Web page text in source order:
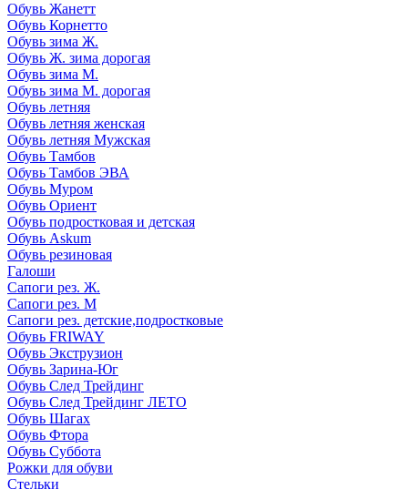
Обувь Жанетт
Обувь Корнетто
Обувь зима Ж.
Обувь Ж. зима дорогая
Обувь зима М.
Обувь зима М. дорогая
Обувь летняя
Обувь летняя женская
Обувь летняя Мужская
Обувь Тамбов
Обувь Тамбов ЭВА
Обувь Муром
Обувь Ориент
Обувь подростковая и детская
Обувь Askum
Обувь резиновая
Галоши
Сапоги рез. Ж.
Сапоги рез. М
Сапоги рез. детские,подростковые
Обувь FRIWAY
Обувь Экструзион
Обувь Зарина-Юг
Обувь След Трейдинг
Обувь След Трейдинг ЛЕТО
Обувь Шагах
Обувь Фтора
Обувь Суббота
Рожки для обуви
Стельки